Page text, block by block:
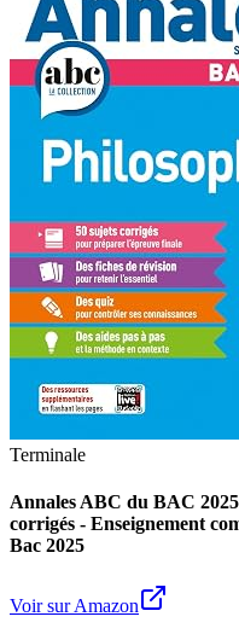
Terminale
Annales ABC du BAC
corrigés - Enseignement
Bac 2025
Voir sur Amazon